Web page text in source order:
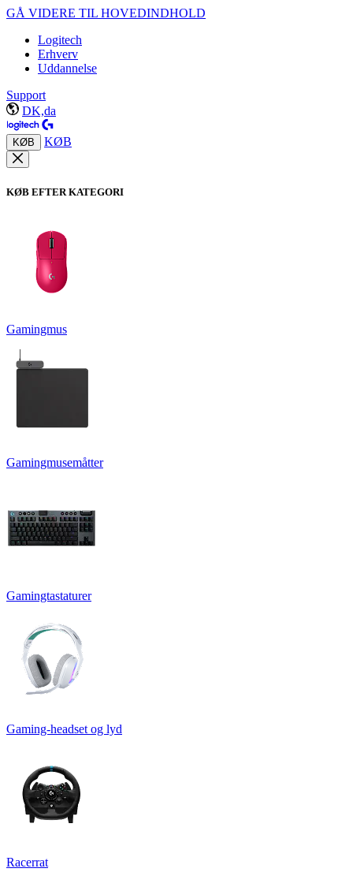
GÅ VIDERE TIL HOVEDINDHOLD
Logitech
Erhverv
Uddannelse
Support
DK,da
KØB KØB
KØB EFTER KATEGORI
Gamingmus
Gamingmusemåtter
Gamingtastaturer
Gaming-headset og lyd
Racerrat